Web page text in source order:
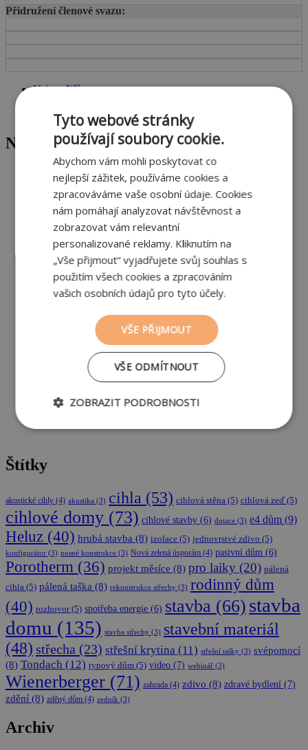
Přidružení členové svazu:
Nejnovější
Archiv
Nejnovější
Jak vybrat střešní tašku, aby vám střecha
sloužila desítky let
Chyby na stavbě #7: Nekoncepční vedení
instalací. Problém, který zůstává schovaný ve
zdech
Chyby na stavbě #6: Proč je stavební dozor
jednou z nejdůležitějších pojistek kvality
Technické nedostatky domu, kterých si často
všimnete až po nastěhování
Štítky
akustické cihly (4) akustika (3) cihla (53) cihlová stěna (5) cihlová zeď (5)
cihlové domy (73) cihlové stavby (6) dotace (3) e4 dům (9)
Heluz (40) hrubá stavba (8) izolace (5) jednovrstvé zdivo (5)
konfigurátor (3) nosné konstrukce (3) Nová zelená úsporám (4) pasivní dům (6)
Porotherm (36) projekt měsíce (8) pro laiky (20) pálená
cihla (5) pálená taška (8) rekonstrukce střechy (3) rodinný dům
(40) rozhovor(5) spotřeba energie (6) stavba (66) stavba
domu (135) stavba střechy (3) stavební materiál
(48) střecha (23) střešní krytina (11) střešní tašky (3) svépomocí
(8) Tondach (12) typový dům (5) video (7) webinář (3)
Wienerberger (71) zahrada (4) zdivo (8) zdravé bydlení (7)
zdění (8) zděný dům (4) zedník (3)
Archiv
Tyto webové stránky
používají soubory cookie.
Abychom vám mohli poskytovat co
nejlepší zážitek, používáme cookies a
zpracováváme vaše osobní údaje. Cookies
nám pomáhají analyzovat návštěvnost a
zobrazovat vám relevantní
personalizované reklamy. Kliknutím na
„Vše přijmout“ vyjadřujete svůj souhlas s
použitím všech cookies a zpracováním
vašich osobních údajů pro tyto účely.
VŠE PŘIJMOUT
VŠE ODMÍTNOUT
ZOBRAZIT PODROBNOSTI
Nezbytně
Výkonové
Soubory
Funkční soubory
Nezbytně nutné soubory
Výkonové soubory
Soubory cílení
Funkční soubory
Nezbytně nutné soubory cookie umožňují
základní funkce webových stránek, jako je
přihlášení uživatele a správa účtu. Webové stránky
nelze bez nezbytně nutných souborů cookie
správně používat.